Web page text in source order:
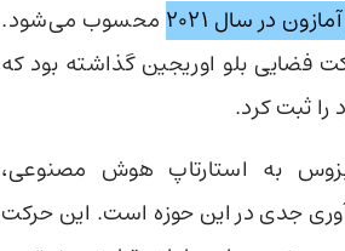
در سال ۲۰۲۱
محسوب می‌شود.
فضایی بلو اوریجین گذاشته بود که
ثبت کرد.
به استارتاپ هوش مصنوعی،
جدی در این حوزه است. این حرکت